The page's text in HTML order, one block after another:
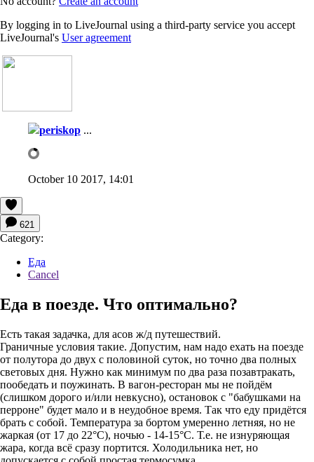
By logging in to LiveJournal using a third-party service you accept
LiveJournal's User agreement
periskop ...
October 10 2017, 14:01
621
Category:
Еда
Cancel
Еда в поезде. Что оптимально?
Есть такая задачка, для асов ж/д путешествий.
Граничные условия такие. Допустим, нам надо ехать на поезде
от полутора до двух с половиной суток, но точно два полных
световых дня. Нужно как минимум по два раза позавтракать,
пообедать и поужинать. В вагон-ресторан мы не пойдём
(слишком дорого и/или невкусно), остановок с "бабушками на
перроне" будет мало и в неудобное время. Так что еду придётся
брать с собой. Температура за бортом умеренно летняя, но не
жаркая (от 17 до 22°С), ночью - 14-15°С. Т.е. не изнуряющая
жара, когда всё сразу портится. Холодильника нет, но